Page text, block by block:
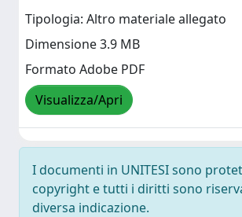
Tipologia: Altro materiale allegato
Dimensione 3.9 MB
Formato Adobe PDF
Visualizza/Apri
I documenti in UNITESI sono
copyright e tutti i diritti sono
diversa indicazione.